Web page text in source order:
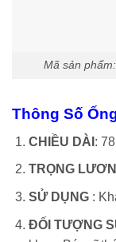
Mã sản
Thông Số
CHIỀU DÀI :
TRỌNG
SỬ DỤNG :
ĐỐI TƯỢNG